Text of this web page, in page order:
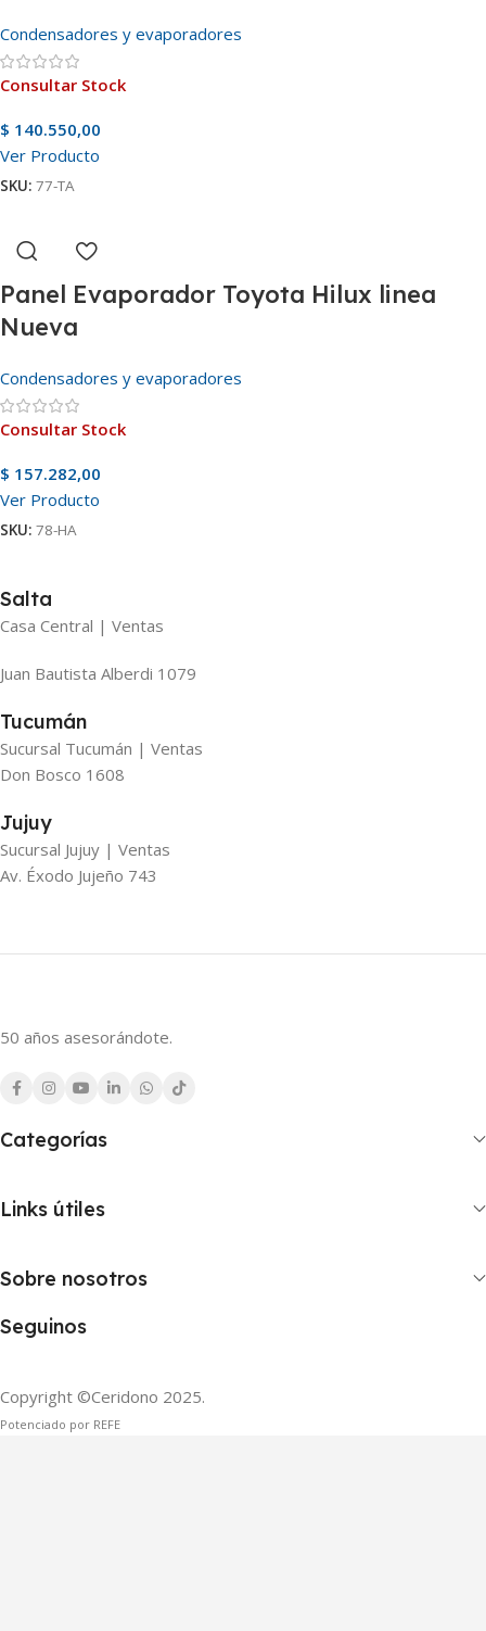
Condensadores y evaporadores
Consultar Stock
$ 140.550,00
Ver Producto
SKU: 77-TA
Panel Evaporador Toyota Hilux linea
Nueva
Condensadores y evaporadores
Consultar Stock
$ 157.282,00
Ver Producto
SKU: 78-HA
Salta
Casa Central | Ventas
Juan Bautista Alberdi 1079
Tucumán
Sucursal Tucumán | Ventas
Don Bosco 1608
Jujuy
Sucursal Jujuy | Ventas
Av. Éxodo Jujeño 743
50 años asesorándote.
Categorías
Links útiles
Sobre nosotros
Seguinos
Copyright ©Ceridono 2025.
Potenciado por REFE